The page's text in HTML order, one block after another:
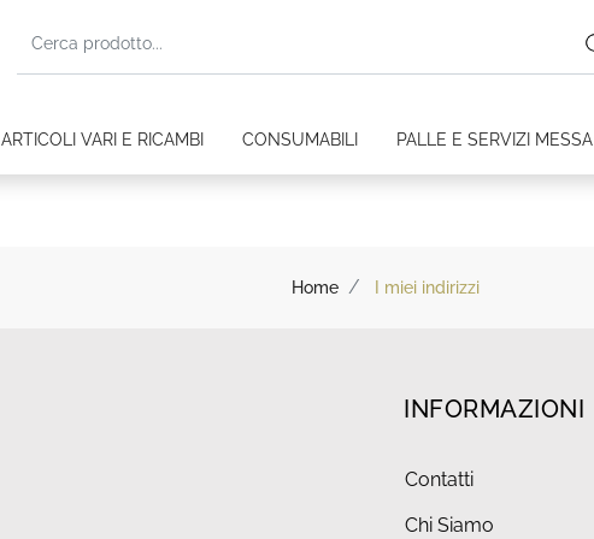
ARTICOLI VARI E RICAMBI CONSUMABILI PALLE E SERVIZI MESSA
Home I miei indirizzi
INFORMAZIONI
Contatti
Chi Siamo